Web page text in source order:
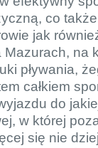
co
jak
na
pływania,
całkiem
do
w której
się nie